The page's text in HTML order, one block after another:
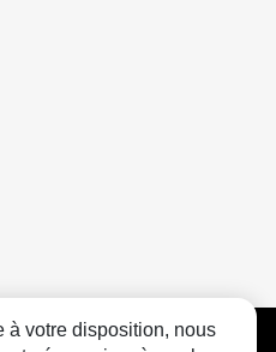
Cookies
à votre disposition, nous